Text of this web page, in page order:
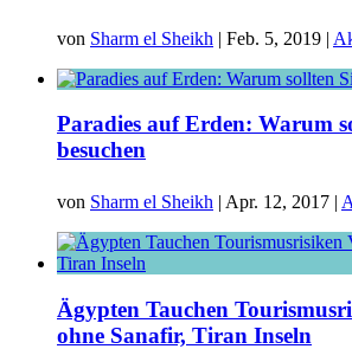
von Sharm el Sheikh | Feb. 5, 2019 |
Paradies auf Erden: Warum
besuchen
von Sharm el Sheikh | Apr. 12, 2017 |
Ägypten Tauchen
ohne Sanafir, Tiran Inseln